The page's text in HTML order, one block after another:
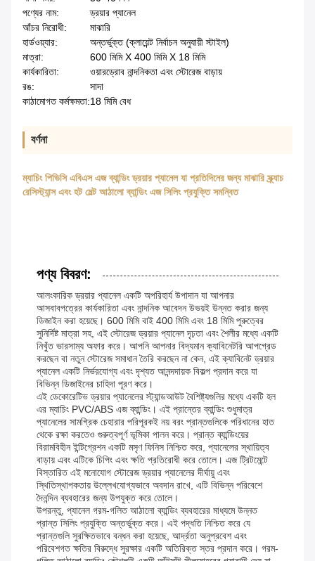
পণ্যের নাম:
ড্রয়ার প্যানেল
আঁচর নিরোধী:
মাঝারি
হার্ডওয়্যার:
অন্তর্ভুক্ত (ক্লায়েন্ট নির্বাচন অনুযায়ী স্টাইল)
মাত্রা:
600 মিমি X 400 মিমি X 18 মিমি
কার্যকারিতা:
ওয়ারড্রোব নান্দনিকতা এবং স্টোরেজ বাড়ায়
রঙ:
সাদা
কাঠামোগত কর্মক্ষমতা:18 মিমি বেধ
বর্ণনা
ম্যাচিং পিভিসি এবিএস এজ ব্যান্ডিং ড্রয়ার প্যানেল যা প্রতিদিনের জন্য মাঝারি স্ক্র্যাচ
রেসিস্ট্যান্স এবং হট মেল্ট আঠালো ব্যান্ডিং এজ সিলিং প্রযুক্তি সমন্বিত
পণ্য বিবরণ:
আলংকারিক ড্রয়ার প্যানেল একটি অপরিহার্য উপাদান যা আপনার
আসবাবপত্রের কার্যকারিতা এবং নান্দনিক আবেদন উভয়ই উন্নত করার জন্য
ডিজাইন করা হয়েছে। 600 মিমি বাই 400 মিমি এবং 18 মিমি পুরুত্বের
সুনির্দিষ্ট মাত্রা সহ, এই স্টোরেজ ড্রয়ার প্যানেল দৃঢ়তা এবং শৈলীর মধ্যে একটি
নিখুঁত ভারসাম্য অফার করে। আপনি আপনার বিদ্যমান ক্যাবিনেটরি আপগ্রেড
করছেন বা নতুন স্টোরেজ সমাধান তৈরি করছেন না কেন, এই ক্যাবিনেট ড্রয়ার
প্যানেল একটি নির্ভরযোগ্য এবং দৃশ্যত আনন্দদায়ক বিকল্প প্রদান করে যা
বিভিন্ন ডিজাইনের চাহিদা পূরণ করে।
এই ডেকোরেটিভ ড্রয়ার প্যানেলের স্ট্যান্ডআউট বৈশিষ্ট্যগুলির মধ্যে একটি হল
এর ম্যাচিং PVC/ABS এজ ব্যান্ডিং। এই প্রান্তের ব্যান্ডিং শুধুমাত্র
প্যানেলের সামগ্রিক চেহারার পরিপূরকই নয় বরং প্রান্তগুলিকে পরিধানের হাত
থেকে রক্ষা করতেও গুরুত্বপূর্ণ ভূমিকা পালন করে। প্রান্ত ব্যান্ডিংয়ের
বিরামবিহীন ইন্টিগ্রেশন একটি মসৃণ ফিনিস নিশ্চিত করে, প্যানেলের স্থায়িত্ব
বাড়ায় এবং এটিকে চিপিং এবং ক্ষতি প্রতিরোধী করে তোলে। এজ ট্রিটমেন্টে
বিস্তারিত এই মনোযোগ স্টোরেজ ড্রয়ার প্যানেলের দীর্ঘায়ু এবং
স্থিতিস্থাপকতায় উল্লেখযোগ্যভাবে অবদান রাখে, এটি বিভিন্ন পরিবেশে
দৈনন্দিন ব্যবহারের জন্য উপযুক্ত করে তোলে।
উপরন্তু, প্যানেল গরম-গলিত আঠালো ব্যান্ডিং ব্যবহারের মাধ্যমে উন্নত
প্রান্ত সিলিং প্রযুক্তি অন্তর্ভুক্ত করে। এই পদ্ধতি নিশ্চিত করে যে
প্রান্তগুলি সুরক্ষিতভাবে বন্ধন করা হয়েছে, আর্দ্রতা অনুপ্রবেশ এবং
পরিবেশগত ক্ষতির বিরুদ্ধে সুরক্ষার একটি অতিরিক্ত স্তর প্রদান করে। গরম-